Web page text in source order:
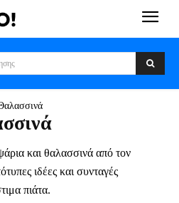
και θαλασσινά από τον
ιδέες και συνταγές
πιάτα.